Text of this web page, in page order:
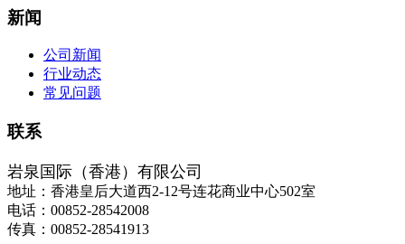
新闻
公司新闻
行业动态
常见问题
联系
岩泉国际（香港）有限公司
地址：香港皇后大道西2-12号连花商业中心502室
电话：00852-28542008
传真：00852-28541913